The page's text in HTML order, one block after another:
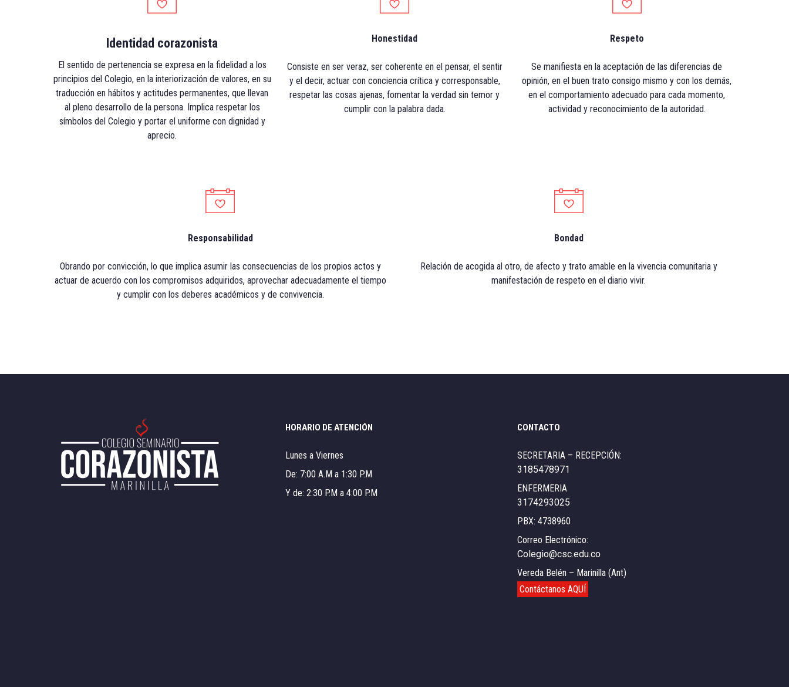
Identidad corazonista
El sentido de pertenencia se expresa en la fidelidad a los
principios del Colegio, en la interiorización de valores, en su
traducción en hábitos y actitudes permanentes, que llevan
al pleno desarrollo de la persona. Implica respetar los
símbolos del Colegio y portar el uniforme con dignidad y
aprecio.
Honestidad
Consiste en ser veraz, ser coherente en el pensar, el sentir
y el decir, actuar con conciencia crítica y corresponsable,
respetar las cosas ajenas, fomentar la verdad sin temor y
cumplir con la palabra dada.
Respeto
Se manifiesta en la aceptación de las diferencias de
opinión, en el buen trato consigo mismo y con los demás,
en el comportamiento adecuado para cada momento,
actividad y reconocimiento de la autoridad.
Responsabilidad
Obrando por convicción, lo que implica asumir las consecuencias de los propios actos y
actuar de acuerdo con los compromisos adquiridos, aprovechar adecuadamente el tiempo
y cumplir con los deberes académicos y de convivencia.
Bondad
Relación de acogida al otro, de afecto y trato amable en la vivencia comunitaria y
manifestación de respeto en el diario vivir.
HORARIO DE ATENCIÓN
Lunes a Viernes
De: 7:00 A.M a 1:30 P.M
Y de: 2:30 P.M a 4:00 P.M
CONTACTO
SECRETARIA – RECEPCIÓN:
3185478971
ENFERMERIA
3174293025
PBX: 4738960
Correo Electrónico:
Colegio@csc.edu.co
Vereda Belén – Marinilla (Ant)
Contáctanos AQUÍ